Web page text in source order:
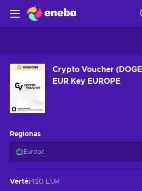
Crypto Voucher
EUR Key EUROPE
Regionas
Europa
Vertė:420 EUR